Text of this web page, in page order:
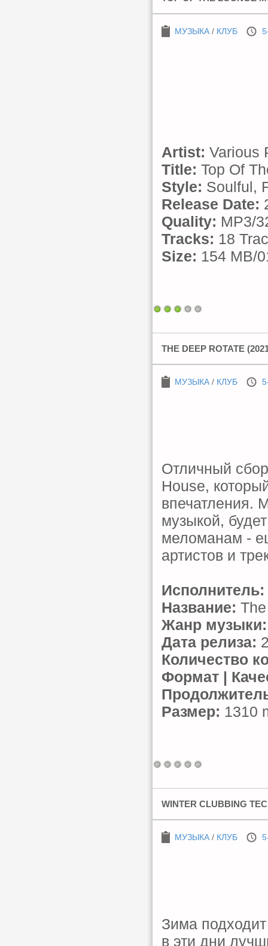
МУЗЫКА / КЛУБ
Artist: Various
Title: Top Of
Style: Soulful,
Release Date:
Quality: MP3/
Tracks: 18
Size: 154 MB/
THE DEEP ROTATE
МУЗЫКА / КЛУБ
Отличный
Hоusе,
впечатления.
музыкой,
меломанам -
артистов и
Исполнитель:
Название:
Жанр музыки:
Дата релиза:
Количество
Формат |
Размер: 1310
WINTER CLUBBING
МУЗЫКА / КЛУБ
Зима подходит
в эти дни